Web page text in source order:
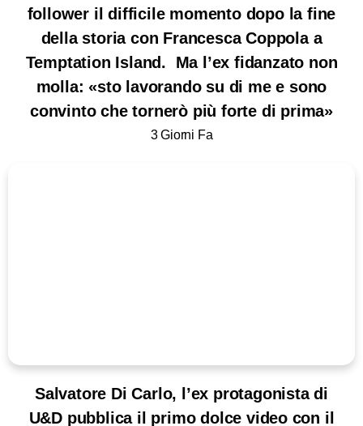
follower il difficile momento dopo la fine
della storia con Francesca Coppola a
Temptation Island. Ma l’ex fidanzato non
molla: «sto lavorando su di me e sono
convinto che tornerò più forte di prima»
3 Giorni Fa
Salvatore Di Carlo, l’ex protagonista di
U&D pubblica il primo dolce video con il